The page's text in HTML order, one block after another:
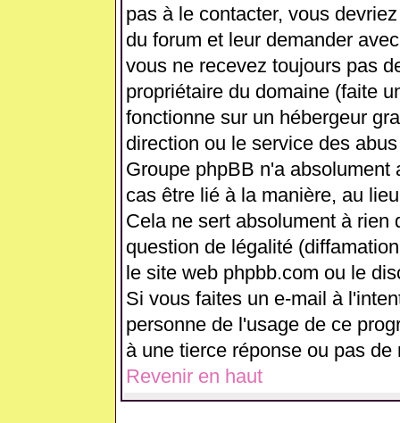
pas à le contacter, vous
du forum et leur demander
vous ne recevez toujours pas
propriétaire du domaine (faite
fonctionne sur un hébergeur
direction ou le service des
Groupe phpBB n'a
cas être lié à la manière, au
Cela ne sert absolument à rien
question de légalité
le site web phpbb.com ou le
Si vous faites un e-mail à
personne de l'usage de ce
à une tierce réponse ou pas de
Revenir en haut